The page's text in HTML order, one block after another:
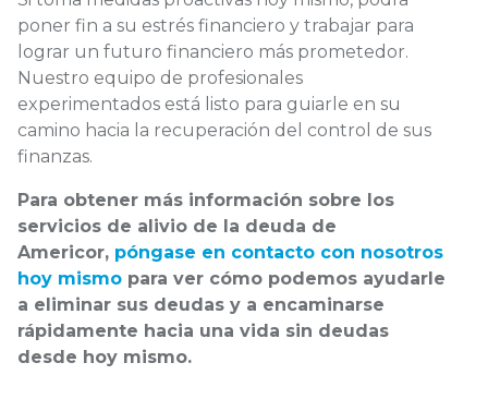
poner fin a su estrés financiero y trabajar para
lograr un futuro financiero más prometedor.
Nuestro equipo de profesionales
experimentados está listo para guiarle en su
camino hacia la recuperación del control de sus
finanzas.
Para obtener más información sobre los
servicios de alivio de la deuda de
Americor, póngase en contacto con nosotros
hoy mismo para ver cómo podemos ayudarle
a eliminar sus deudas y a encaminarse
rápidamente hacia una vida sin deudas
desde hoy mismo.